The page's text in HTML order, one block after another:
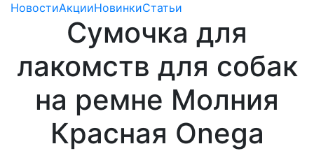
НовостиАкцииНовинкиСтатьи
Сумочка для
лакомств для собак
на ремне Молния
Красная Onega